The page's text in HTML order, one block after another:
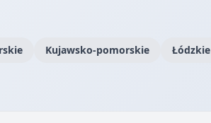
Kujawsko-pomorskie
Łódzkie